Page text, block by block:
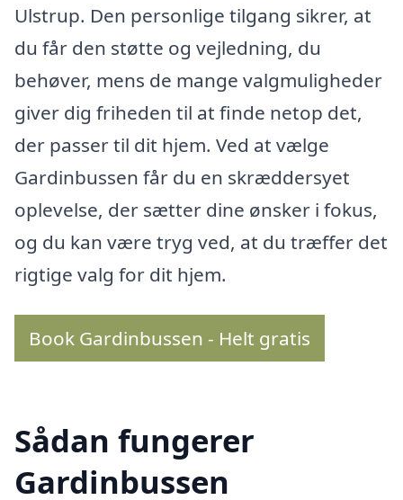
Ulstrup. Den personlige tilgang sikrer, at
du får den støtte og vejledning, du
behøver, mens de mange valgmuligheder
giver dig friheden til at finde netop det,
der passer til dit hjem. Ved at vælge
Gardinbussen får du en skræddersyet
oplevelse, der sætter dine ønsker i fokus,
og du kan være tryg ved, at du træffer det
rigtige valg for dit hjem.
Book Gardinbussen - Helt gratis
Sådan fungerer
Gardinbussen